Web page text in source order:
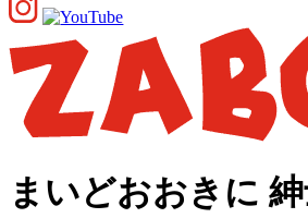
まいどおおきに